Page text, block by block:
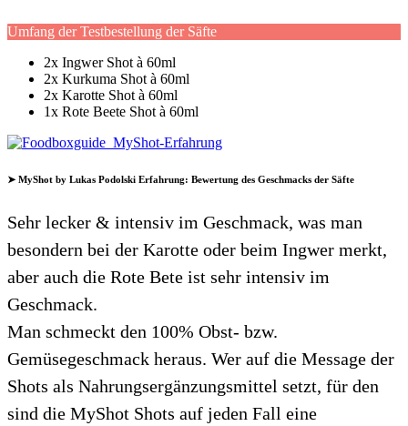
Umfang der Testbestellung der Säfte
2x Ingwer Shot à 60ml
2x Kurkuma Shot à 60ml
2x Karotte Shot à 60ml
1x Rote Beete Shot à 60ml
➤ MyShot by Lukas Podolski Erfahrung: Bewertung des Geschmacks der Säfte
Sehr lecker & intensiv im Geschmack, was man
besondern bei der Karotte oder beim Ingwer merkt,
aber auch die Rote Bete ist sehr intensiv im
Geschmack.
Man schmeckt den 100% Obst- bzw.
Gemüsegeschmack heraus. Wer auf die Message der
Shots als Nahrungsergänzungsmittel setzt, für den
sind die MyShot Shots auf jeden Fall eine